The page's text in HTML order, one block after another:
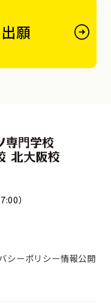
願
）
シーポリシー情報公開